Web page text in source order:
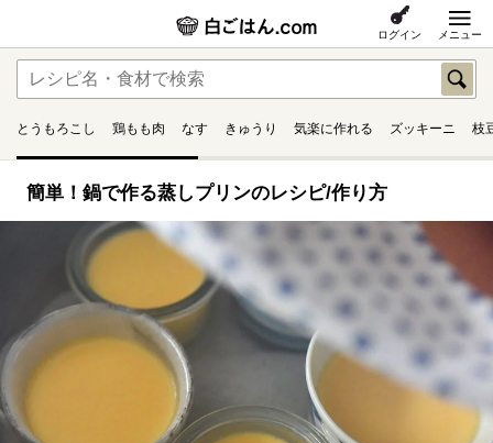
ログイン メニュー
とうもろこし 鶏もも肉 なす きゅうり 気楽に作れる ズッキーニ 枝
簡単！鍋で作る蒸しプリンのレシピ/作り方